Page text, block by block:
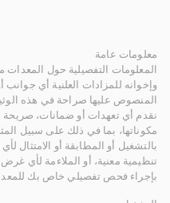
معلومات عامة
المعلومات التفصيلية حول
وإخوانه للمزادات العلنية أي
المنصوص عليها صراحة في هذه
نقدم أي تعهدات أو ضمانات، صريحة
مكوناتها، بما في ذلك على سبيل
بالتشغيل أو المطابقة أو الامتثال
تنظيمية معنية، أو الملاءمة لأي
بإجراء فحص تفصيلي خاص بك